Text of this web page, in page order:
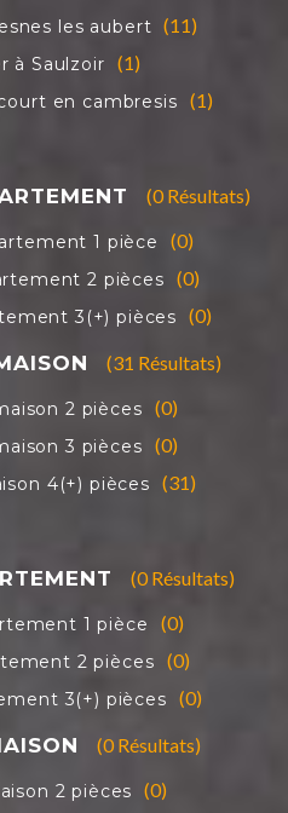
(11)
(1)
(1)
(0 Résultats)
(0)
(0)
(0)
(31 Résultats)
(0)
(0)
(31)
(0 Résultats)
(0)
(0)
(0)
(0 Résultats)
(0)